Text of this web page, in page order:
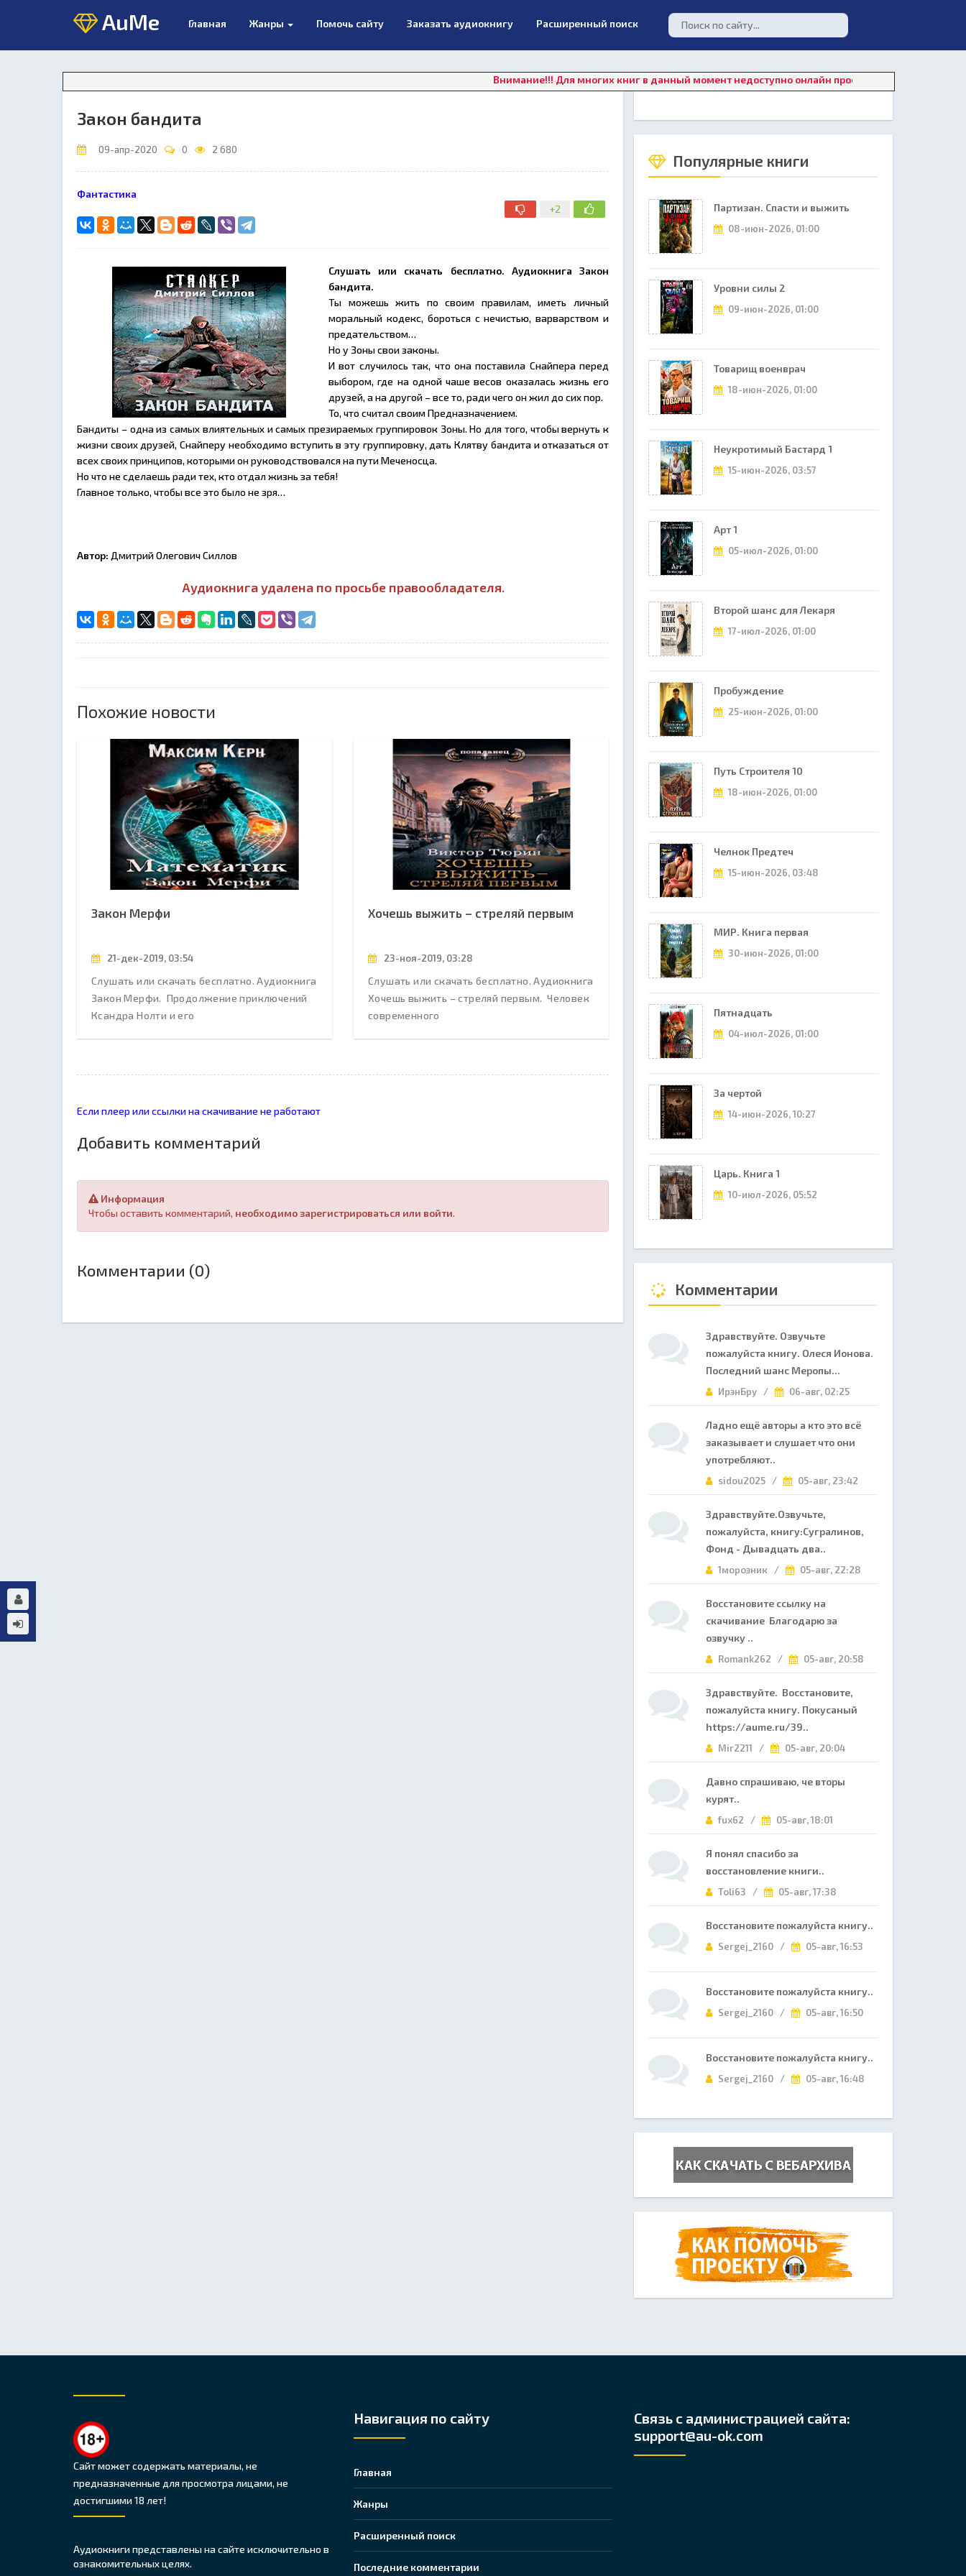
AuMe Главная Жанры Помочь сайту Заказать аудиокнигу Расширенный поиск
Внимание!!! Для многих книг в данный момент недоступно онлайн прослушивание. Для
Закон бандита
09-апр-2020 0 2 680
+2
Фантастика
Слушать или скачать бесплатно. Аудиокнига Закон
бандита.
Ты можешь жить по своим правилам, иметь личный
моральный кодекс, бороться с нечистью, варварством и
предательством…
Но у Зоны свои законы.
И вот случилось так, что она поставила Снайпера перед
выбором, где на одной чаше весов оказалась жизнь его
друзей, а на другой – все то, ради чего он жил до сих пор.
То, что считал своим Предназначением.
Бандиты – одна из самых влиятельных и самых презираемых группировок Зоны. Но для того, чтобы вернуть к
жизни своих друзей, Снайперу необходимо вступить в эту группировку, дать Клятву бандита и отказаться от
всех своих принципов, которыми он руководствовался на пути Меченосца.
Но что не сделаешь ради тех, кто отдал жизнь за тебя!
Главное только, чтобы все это было не зря…
Автор: Дмитрий Олегович Силлов
Аудиокнига удалена по просьбе правообладателя.
Похожие новости
Закон Мерфи
21-дек-2019, 03:54
Слушать или скачать бесплатно. Аудиокнига
Закон Мерфи. Продолжение приключений
Ксандра Нолти и его
Хочешь выжить – стреляй первым
23-ноя-2019, 03:28
Слушать или скачать бесплатно. Аудиокнига
Хочешь выжить – стреляй первым. Человек
современного
Если плеер или ссылки на скачивание не работают
Добавить комментарий
Информация
Чтобы оставить комментарий, необходимо зарегистрироваться или войти.
Комментарии (0)
Популярные книги
Партизан. Спасти и выжить
08-июн-2026, 01:00
Уровни силы 2
09-июн-2026, 01:00
Товарищ военврач
18-июн-2026, 01:00
Неукротимый Бастард 1
15-июн-2026, 03:57
Арт 1
05-июл-2026, 01:00
Второй шанс для Лекаря
17-июл-2026, 01:00
Пробуждение
25-июн-2026, 01:00
Путь Строителя 10
18-июн-2026, 01:00
Челнок Предтеч
15-июн-2026, 03:48
МИР. Книга первая
30-июн-2026, 01:00
Пятнадцать
04-июл-2026, 01:00
За чертой
14-июн-2026, 10:27
Царь. Книга 1
10-июл-2026, 05:52
Комментарии
Здравствуйте. Озвучьте
пожалуйста книгу. Олеся Ионова.
Последний шанс Меропы...
ИрэнБру / 06-авг, 02:25
Ладно ещё авторы а кто это всё
заказывает и слушает что они
употребляют..
sidou2025 / 05-авг, 23:42
Здравствуйте.Озвучьте,
пожалуйста, книгу:Сугралинов,
Фонд - Дывадцать два..
1морозник / 05-авг, 22:28
Восстановите ссылку на
скачивание Благодарю за
озвучку ..
Romank262 / 05-авг, 20:58
Здравствуйте. Восстановите,
пожалуйста книгу. Покусаный
https://aume.ru/39..
Mir2211 / 05-авг, 20:04
Давно спрашиваю, че вторы
курят..
fux62 / 05-авг, 18:01
Я понял спасибо за
восстановление книги..
Toli63 / 05-авг, 17:38
Восстановите пожалуйста книгу..
Sergej_2160 / 05-авг, 16:53
Восстановите пожалуйста книгу..
Sergej_2160 / 05-авг, 16:50
Восстановите пожалуйста книгу..
Sergej_2160 / 05-авг, 16:48
Сайт может содержать материалы, не
предназначенные для просмотра лицами, не
достигшими 18 лет!
Аудиокниги представлены на сайте исключительно в
ознакомительных целях.
Навигация по сайту
Главная
Жанры
Расширенный поиск
Последние комментарии
Связь с администрацией сайта:
support@au-ok.com